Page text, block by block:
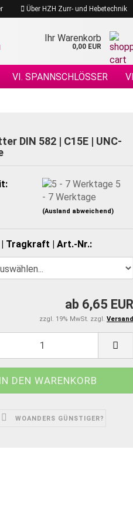
Über HZH Zurr- und Hebetechnik
Ihr Warenkorb
0,00 EUR
VI. SPANNSCHLÖSSER
DIN 582 | C15E | UNC-
5
- 7 Werktage
(Ausland abweichend)
| Tragkraft | Art.-Nr.:
ab 6,65 EUR
zzgl. 19% MwSt. zzgl. Versand
WOANDERS GÜNSTIGER?